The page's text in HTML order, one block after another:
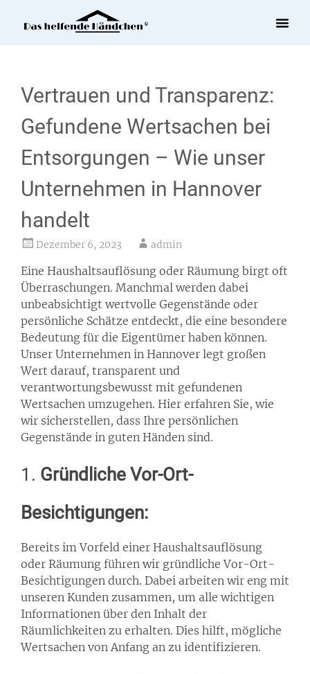
Tag:Dezember 6, 2023
Vertrauen und Transparenz:
Gefundene Wertsachen bei
Entsorgungen – Wie unser
Unternehmen in Hannover
handelt
Dezember 6, 2023 admin
Eine Haushaltsauflösung oder Räumung birgt oft
Überraschungen. Manchmal werden dabei
unbeabsichtigt wertvolle Gegenstände oder
persönliche Schätze entdeckt, die eine besondere
Bedeutung für die Eigentümer haben können.
Unser Unternehmen in Hannover legt großen
Wert darauf, transparent und
verantwortungsbewusst mit gefundenen
Wertsachen umzugehen. Hier erfahren Sie, wie
wir sicherstellen, dass Ihre persönlichen
Gegenstände in guten Händen sind.
1. Gründliche Vor-Ort-
Besichtigungen:
Bereits im Vorfeld einer Haushaltsauflösung
oder Räumung führen wir gründliche Vor-Ort-
Besichtigungen durch. Dabei arbeiten wir eng mit
unseren Kunden zusammen, um alle wichtigen
Informationen über den Inhalt der
Räumlichkeiten zu erhalten. Dies hilft, mögliche
Wertsachen von Anfang an zu identifizieren.